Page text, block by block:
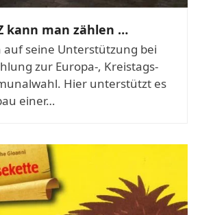
kann man zählen …
auf seine Unterstützung bei
zur Europa-, Kreistags-
Hier unterstützt es
einer…